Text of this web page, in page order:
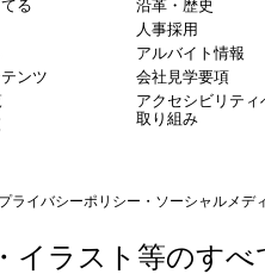
る
ンツ
沿革・歴史
人事採用
アルバイト情報
会社見学要項
アクセシビリティ
取り組み
プライバシーポリシー・ソーシャルメデ
イラスト等のす